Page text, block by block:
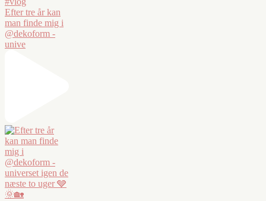
Efter tre år kan
man finde mig i
@dekoform -
unive